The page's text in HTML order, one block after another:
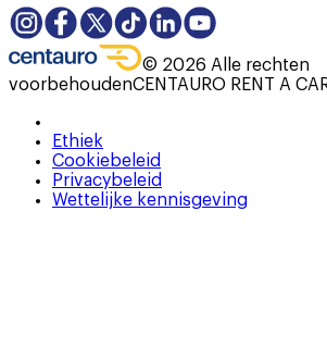
© 2026 Alle rechten
voorbehoudenCENTAURO RENT A
Ethiek
Cookiebeleid
Privacybeleid
Wettelijke kennisgeving